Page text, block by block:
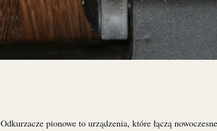
Odkurzacze pionowe to urządzenia, które łączą